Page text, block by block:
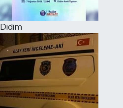
Didim